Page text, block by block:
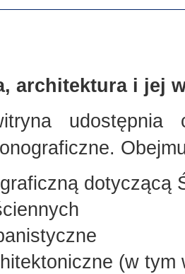
architektura i jej
dotyczącą
(w